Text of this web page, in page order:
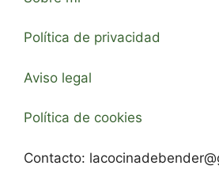
Política de privacidad
Aviso legal
Política de cookies
Contacto: